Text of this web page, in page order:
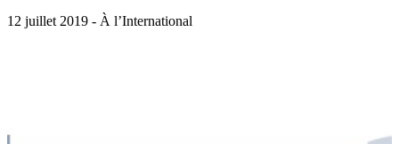
12 juillet 2019 - À l’International